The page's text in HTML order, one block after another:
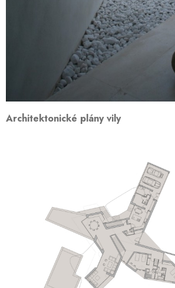
Architektonické plány vily